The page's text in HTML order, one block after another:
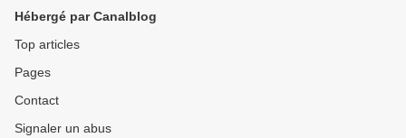
Hébergé par Canalblog
Top articles
Pages
Contact
Signaler un abus